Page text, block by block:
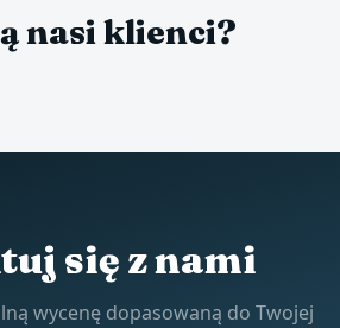
nasi klienci?
się z nami
wycenę dopasowaną do Twojej